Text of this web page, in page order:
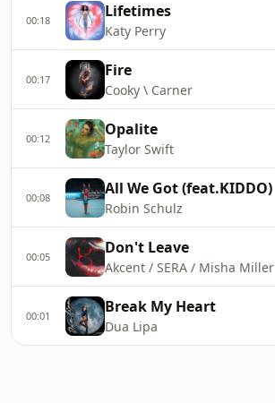
00:18 Lifetimes
Katy Perry
00:17 Fire
Cooky \ Carner
00:12 Opalite
Taylor Swift
00:08 All We Got (feat.KIDDO)
Robin Schulz
00:05 Don't Leave
Akcent / SERA / Misha Miller
00:01 Break My Heart
Dua Lipa